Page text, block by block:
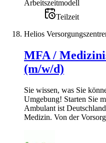
Arbeitszeitmodell
Teilzeit
Helios
MFA /
(m/w/d)
Sie wissen, was Sie
Umgebung! Starten Sie
Ambulant ist
Medizin. Von der